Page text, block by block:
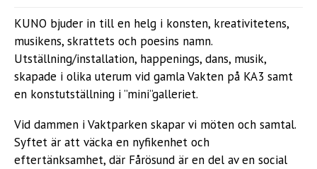
KUNO bjuder in till en helg i konsten, kreativitetens,
musikens, skrattets och poesins namn.
Utställning/installation, happenings, dans, musik,
skapade i olika uterum vid gamla Vakten på KA3 samt
en konstutställning i ”mini”galleriet.
Vid dammen i Vaktparken skapar vi möten och samtal.
Syftet är att väcka en nyfikenhet och
eftertänksamhet, där Fårösund är en del av en social